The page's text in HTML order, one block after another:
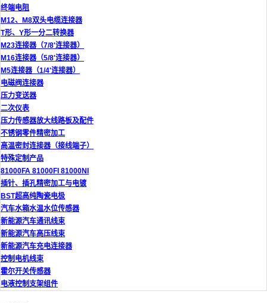
终端电阻
M12、M8双头电缆连接器
T形、Y形一分二转换器
M23连接器（7/8'连接器）
M16连接器（5/8'连接器）
M5连接器（1/4'连接器）
电磁阀连接器
压力变送器
二次仪表
压力传感器放大线路板及配件
不锈钢零件精密加工
高温密封连接器（接线端子）
特殊定制产品
81000FA 81000FI 81000NI
插针、插孔精密加工与电镀
BST超高纯陶瓷电极
汽车水箱水温水位传感器
新能源汽车通讯线束
新能源汽车高压线束
新能源汽车充电连接器
控制电机线束
霍尔开关传感器
电液控制支架组件